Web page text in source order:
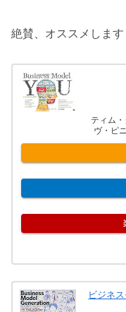
絶賛、オススメします
ティム
ヴ・ピ
ビジネ